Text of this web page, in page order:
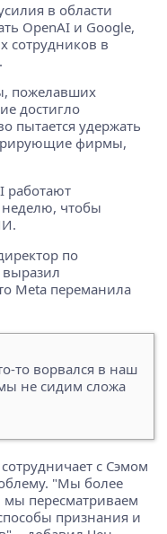
в области
OpenAI и Google,
сотрудников в
пожелавших
достигло
пытается удержать
фирмы,
работают
неделю, чтобы
по
Meta переманила
то ворвался в наш
не сидим сложа
с Сэмом
"Мы более
пересматриваем
признания и